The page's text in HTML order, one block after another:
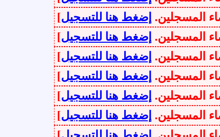
إضغط هنا للتسجيل]
إضغط هنا للتسجيل]
إضغط هنا للتسجيل]
إضغط هنا للتسجيل]
إضغط هنا للتسجيل]
إضغط هنا للتسجيل]